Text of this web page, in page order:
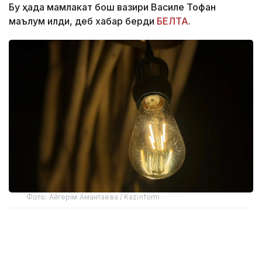
Бу ҳақда мамлакат бош вазири Василе Тофан
маълум қилди, деб хабар берди БЕЛТА.
Фото: Айгерім Амантаева / Kazinform